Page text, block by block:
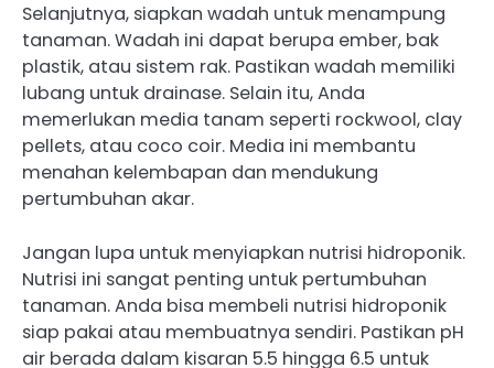
Selanjutnya, siapkan wadah untuk menampung
tanaman. Wadah ini dapat berupa ember, bak
plastik, atau sistem rak. Pastikan wadah memiliki
lubang untuk drainase. Selain itu, Anda
memerlukan media tanam seperti rockwool, clay
pellets, atau coco coir. Media ini membantu
menahan kelembapan dan mendukung
pertumbuhan akar.
Jangan lupa untuk menyiapkan nutrisi hidroponik.
Nutrisi ini sangat penting untuk pertumbuhan
tanaman. Anda bisa membeli nutrisi hidroponik
siap pakai atau membuatnya sendiri. Pastikan pH
air berada dalam kisaran 5.5 hingga 6.5 untuk